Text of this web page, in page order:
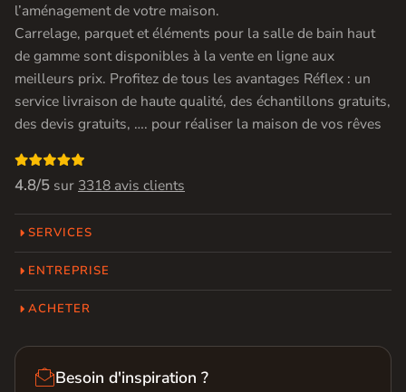
l’aménagement de votre maison.
Carrelage, parquet et éléments pour la salle de bain haut
de gamme sont disponibles à la vente en ligne aux
meilleurs prix. Profitez de tous les avantages Réflex : un
service livraison de haute qualité, des échantillons gratuits,
des devis gratuits, …. pour réaliser la maison de vos rêves

4.8/5 sur 3318 avis clients
SERVICES
ENTREPRISE
ACHETER
Besoin d'inspiration ?